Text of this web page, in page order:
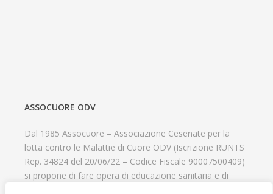
ASSOCUORE ODV
Dal 1985 Assocuore – Associazione Cesenate per la
lotta contro le Malattie di Cuore ODV (Iscrizione RUNTS
Rep. 34824 del 20/06/22 – Codice Fiscale 90007500409)
si propone di fare opera di educazione sanitaria e di